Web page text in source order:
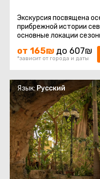
Экскурсия посвящена
прибрежной истории
основные локации
от 165₪ до 607₪
*зависит от города и даты
Язык:Русский